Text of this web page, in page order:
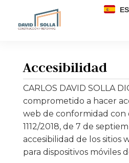
ES
Accesibilidad
CARLOS DAVID SOLLA
comprometido a hacer
web de conformidad con
1112/2018, de 7 de
accesibilidad de los sitios
para dispositivos móviles